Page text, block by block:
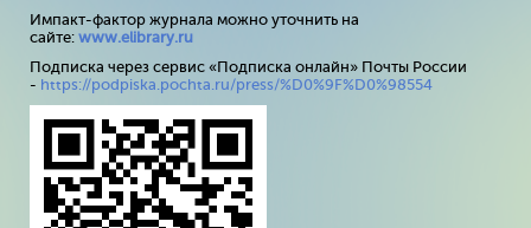
Импакт-фактор журнала можно уточнить на
сайте: www.elibrary.ru
Подписка через сервис «Подписка онлайн» Почты России
- https://podpiska.pochta.ru/press/%D0%9F%D0%98554